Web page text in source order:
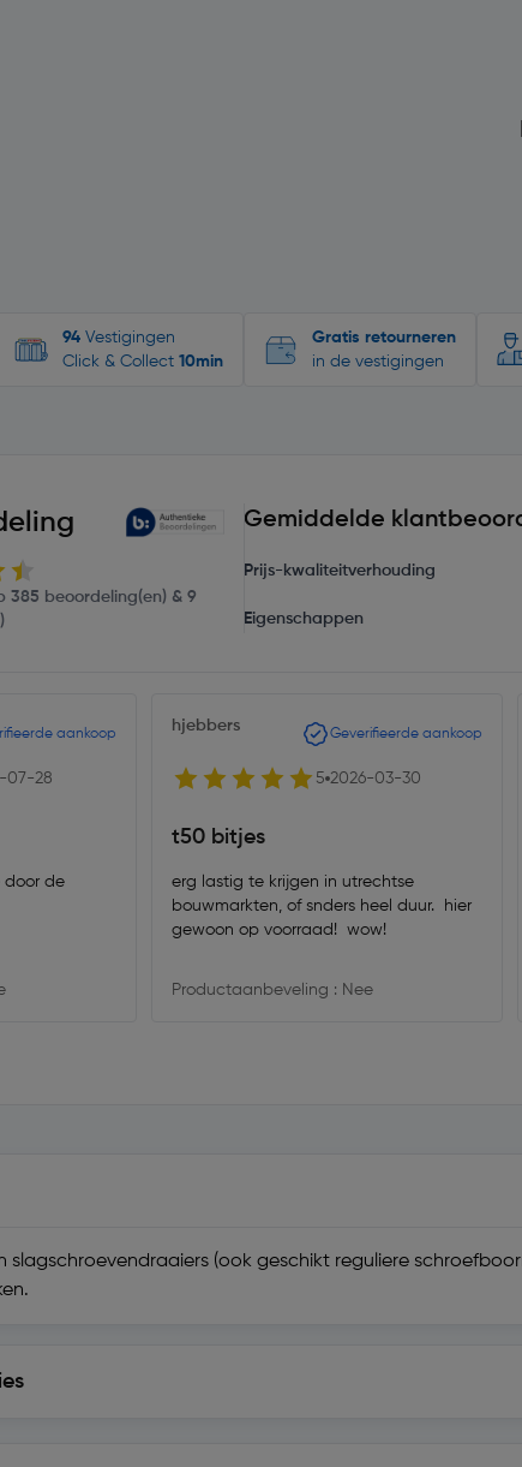
94 Vestigingen
Click & Collect 10min
Gratis retourneren
in de vestigingen
385 beoordeling(en) & 9
Gemiddelde
Prijs-kwaliteitverhouding
Eigenschappen
aankoop
07-28
door de
hjebbers Geverifieerde aankoop
5 2026-03-30
t50 bitjes
erg lastig te krijgen in utrechtse
bouwmarkten, of snders heel duur. hier
gewoon op voorraad! wow!
Productaanbeveling : Nee
slagschroevendraaiers (ook geschikt reguliere